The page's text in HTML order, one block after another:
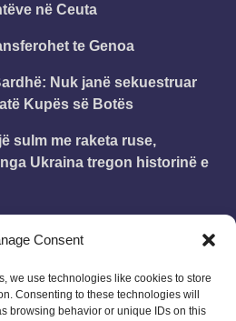
Consent
we use technologies like cookies to store
Consenting to these technologies will
browsing behavior or unique IDs on this
në Ceuta
te Genoa
Nuk janë sekuestruar
Kupës së Botës
sulm me raketa ruse,
Ukraina tregon historinë e
struktura e vitit shkollor